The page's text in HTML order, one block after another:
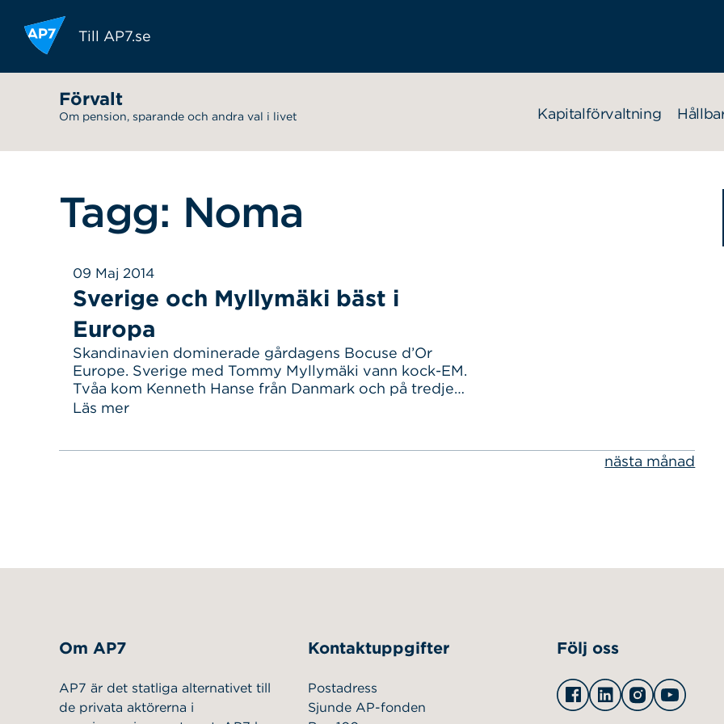
Till AP7.se
Förvalt
Om pension, sparande och andra val i livet Kapitalförvaltning
Tagg: Noma
09 Maj 2014
Sverige och Myllymäki bäst i
Europa
Skandinavien dominerade gårdagens Bocuse d’Or
Europe. Sverige med Tommy Myllymäki vann kock-EM.
Tvåa kom Kenneth Hanse från Danmark och på tredje
plats Örjan Johannessen från Norge, då finalen
Läs mer
nästa månad
Om AP7
AP7 är det statliga alternativet till
de privata aktörerna i
Kontaktuppgifter
Postadress
Sjunde AP-fonden
Följ oss
Facebook
LinkedinInstagram
Sök på sidan:Sök